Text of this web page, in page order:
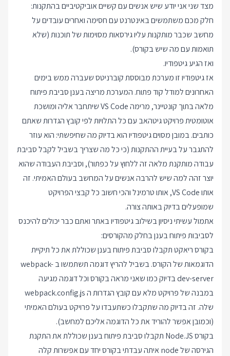
מצד שני אני יודע שיש אנשים עם קשיים אוביקטיביים בהתקנות:
חלק מכם משתמשים באינטרנט עם חסימה ואחרים עובדים על
מחשב שכבר מותקנות עליו גירסאות מסוימות של תוכנות (שלא
תואמות עם מה שיש בקורס).
ואז הגיע גיטפודיו.
אז גיטפודיו זו מערכת מבוססת קוברניטס שעברה ממש בימים
האחרונים למודל קוד פתוח. המערכת מריצה בענן סביבת פיתוח
מלאה בתוך קונטיינר, מרימה VS Code שיתחבר אליה ומושכת
אוטומטית פרויקט גיטהאב עם כל התלויות לפי קובץ הגדרות שאתם
כותבים. במובן מסוים גיטפודיו הוא בדיוק מה שחיפשתי: הוא עוזר
להתגבר על בעיית ההתקנות (כי כל מה שצריך בשביל לקבל סביבת
עבודה מותקנת מלאה זה ללחוץ על כפתור), וסביבת העבודה שהוא
יוצר זהה למה שיש להרבה אנשים על המחשב בעולם האמיתי. זה
אותו VS Code, אותו טרמינל והכי חשוב כל קבצי הפרויקט
שמופעלים בדיוק באותה צורה.
אתמול עשיתי ניסיון בשילוב גיטפודיו באתר ואתם כבר יכולים להיכנס
לסביבות פיתוח בענן בחלק מהקורסים:
בקורס ריאקט תקבלו סביבת פיתוח בענן שכוללת את כל תיקיית
הדוגמאות של הקורס. בשביל להריץ דוגמה תשתמשו ב webpack-
dev-server בדיוק כמו שאני מראה בקורס וכל דוגמה מגיעה
במבנה של פרויקט מלא עם קובץ הגדרות ה webpack.config.js
שלה. זה בדיוק מה שתקבלו כשתעבדו על פרויקט בעולם האמיתי
(וכמובן אפשר להוריד את כל הדוגמה אליכם למחשב).
בקורס Node.JS תקבלו סביבת פיתוח בענן שכוללת את התקנת
הגירסה של node איתה עבדתי בקורס יחד עם אפשרות קלה